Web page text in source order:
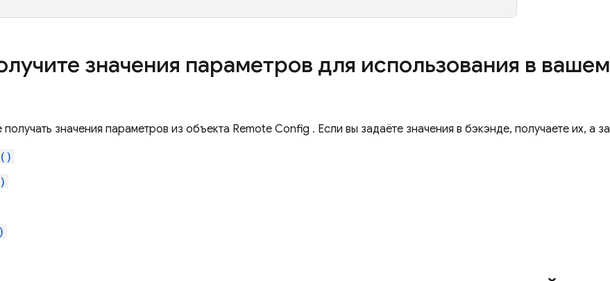
значения параметров для использования в
получать значения параметров из объекта Remote Config . Если вы задаёте значения в бэкэнде, получаете их,